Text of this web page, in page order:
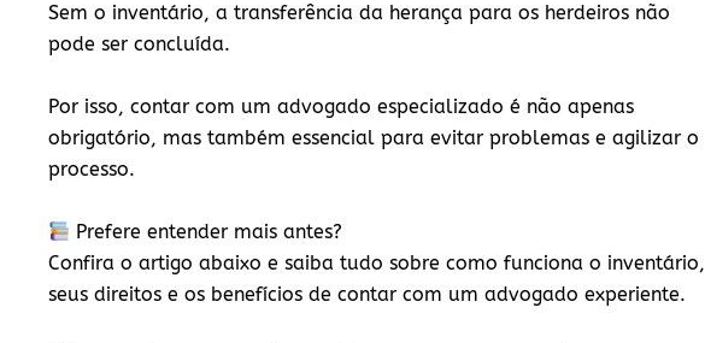
Sem o inventário, a transferência da herança para os herdeiros não
pode ser concluída.
Por isso, contar com um advogado especializado é não apenas
obrigatório, mas também essencial para evitar problemas e agilizar o
processo.
Prefere entender mais antes?
Confira o artigo abaixo e saiba tudo sobre como funciona o inventário,
seus direitos e os benefícios de contar com um advogado experiente.